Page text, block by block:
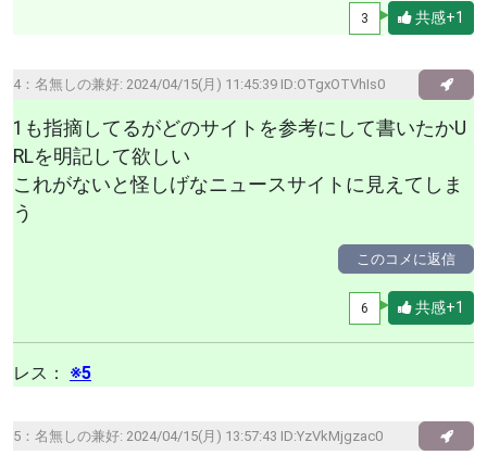
3 共感+1
4： 名無しの兼好: 2024/04/15(月) 11:45:39 ID:OTgxOTVhIs0
1も指摘してるがどのサイトを参考にして書いたかU
RLを明記して欲しい
これがないと怪しげなニュースサイトに見えてしま
う
このコメに返信
6 共感+1
レス： ※5
5： 名無しの兼好: 2024/04/15(月) 13:57:43 ID:YzVkMjgzac0